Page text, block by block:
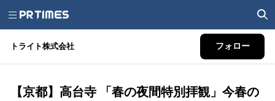
トライト株式会社 フォロー
【京都】高台寺 「春の夜間特別拝観」今春の